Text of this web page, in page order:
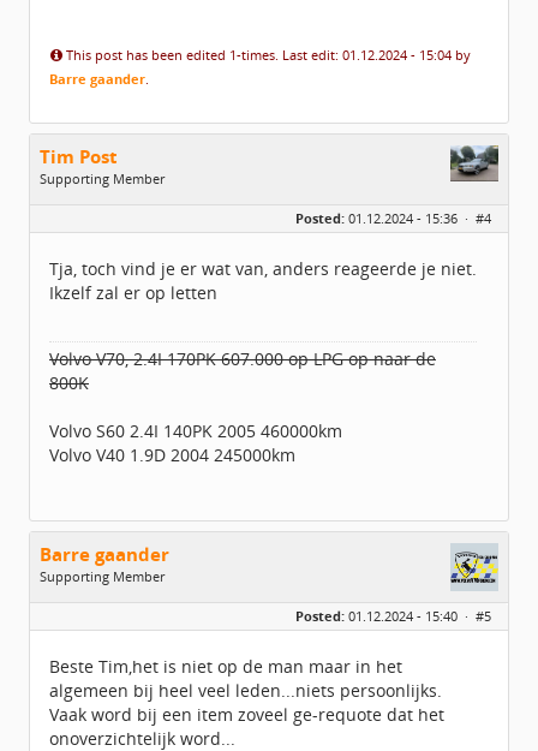
This post has been edited 1-times. Last edit: 01.12.2024 - 15:04 by
Barre gaander.
Tim Post
Supporting Member
Homepage:
Www.bonusbijzaak.n…
Geregistreerd:10 / 2024
Posted: 01.12.2024 - 15:36 · #4
Tja, toch vind je er wat van, anders reageerde je niet.
Ikzelf zal er op letten
Volvo V70, 2.4I 170PK 607.000 op LPG op naar de
800K
Volvo S60 2.4I 140PK 2005 460000km
Volvo V40 1.9D 2004 245000km
Barre gaander
Supporting Member
Geslacht:
Berichten:
1865
Posted: 01.12.2024 - 15:40 · #5
Beste Tim,het is niet op de man maar in het
algemeen bij heel veel leden...niets persoonlijks.
Vaak word bij een item zoveel ge-requote dat het
onoverzichtelijk word...